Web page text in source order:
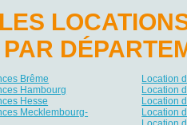
PAR
Brême
Hambourg
Hesse
Mecklembourg-
Location
Location
Location
Location